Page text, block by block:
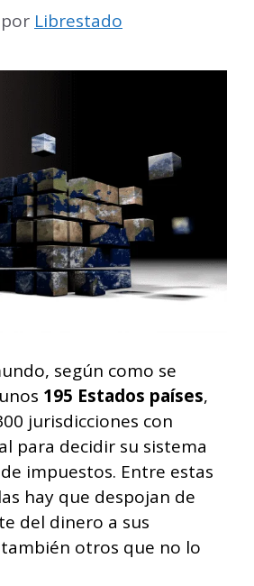
por Librestado
según como se
195 Estados países,
jurisdicciones con
para decidir su sistema
impuestos. Entre estas
hay que despojan de
del dinero a sus
otros que no lo